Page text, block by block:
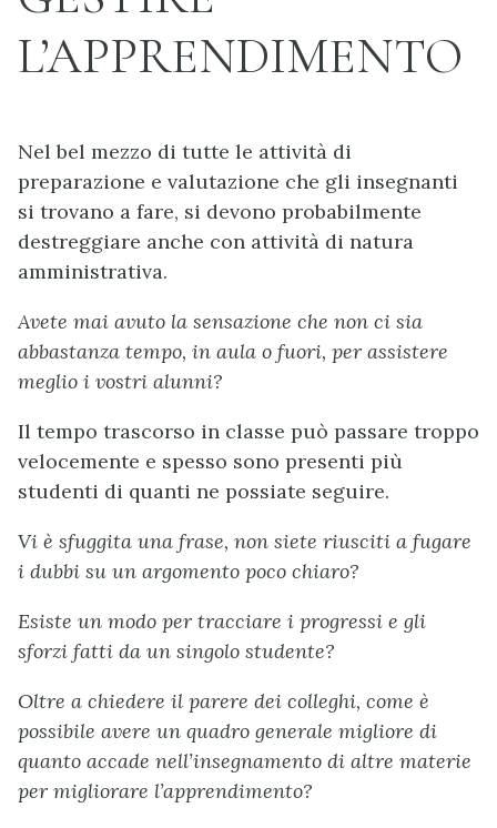
L’APPRENDIMENTO
Nel bel mezzo di tutte le attività di
preparazione e valutazione che gli insegnanti
si trovano a fare, si devono probabilmente
destreggiare anche con attività di natura
amministrativa.
Avete mai avuto la sensazione che non ci sia
abbastanza tempo, in aula o fuori, per assistere
meglio i vostri alunni?
Il tempo trascorso in classe può passare troppo
velocemente e spesso sono presenti più
studenti di quanti ne possiate seguire.
Vi è sfuggita una frase, non siete riusciti a fugare
i dubbi su un argomento poco chiaro?
Esiste un modo per tracciare i progressi e gli
sforzi fatti da un singolo studente?
Oltre a chiedere il parere dei colleghi, come è
possibile avere un quadro generale migliore di
quanto accade nell’insegnamento di altre materie
per migliorare l’apprendimento?